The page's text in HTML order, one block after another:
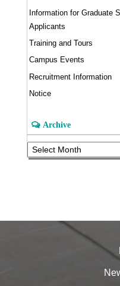
Information for Graduate
Applicants
Training and Tours
Campus Events
Recruitment Information
Notice
Archive